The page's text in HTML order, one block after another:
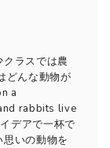
ラスでは農
どんな動物が
a
rabbits live
デアで一杯で
いの動物を